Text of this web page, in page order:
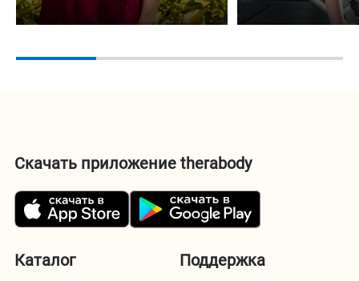
Каталог Поддержка
Скачать приложение therabody